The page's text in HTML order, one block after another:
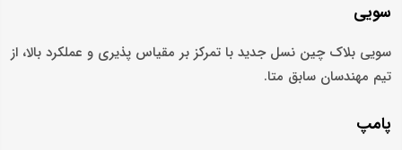
سویی
سویی بلاک ‌چین نسل جدید با تمرکز بر مقیاس ‌پذیری و عملکرد بالا، از
تیم مهندسان سابق متا.
پامپ